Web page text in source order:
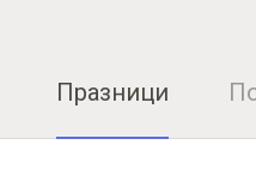
Празници